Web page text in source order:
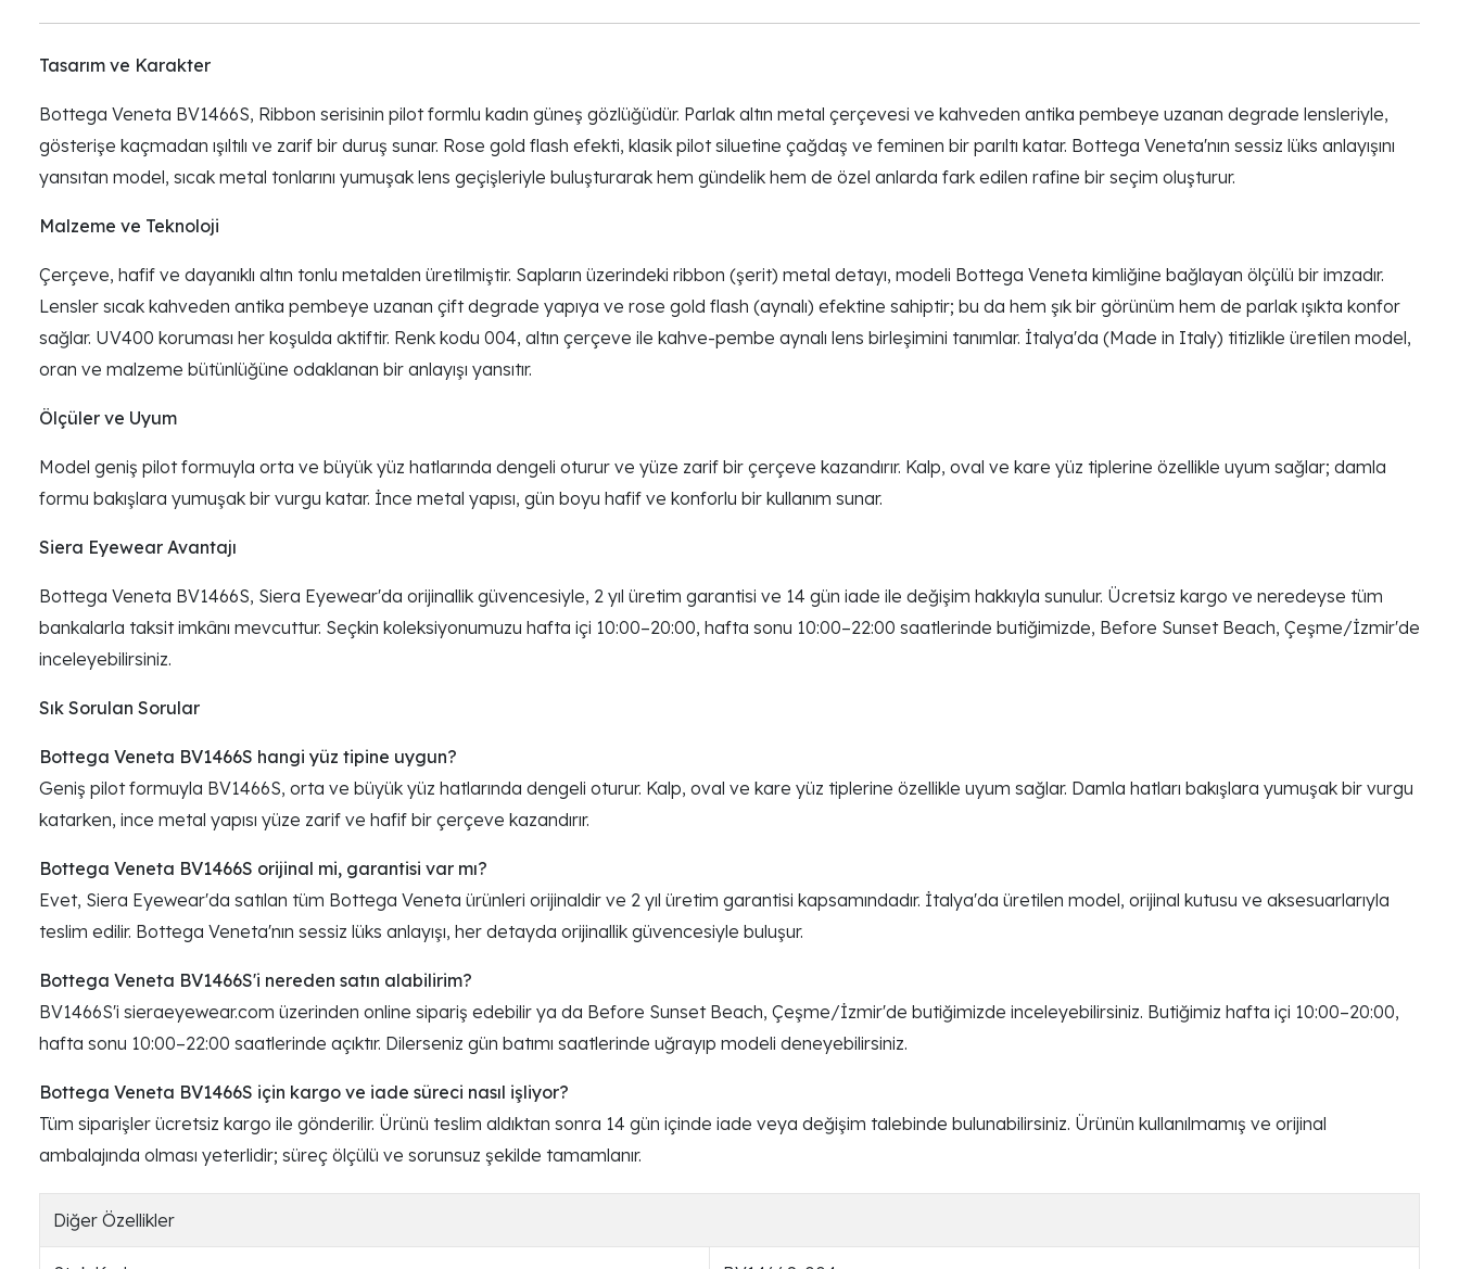
Tasarım ve Karakter
Bottega Veneta BV1466S, Ribbon serisinin pilot formlu kadın güneş gözlüğüdür. Parlak altın metal çerçevesi ve kahveden antika pembeye uzanan degrade lensleriyle,
gösterişe kaçmadan ışıltılı ve zarif bir duruş sunar. Rose gold flash efekti, klasik pilot siluetine çağdaş ve feminen bir parıltı katar. Bottega Veneta'nın sessiz lüks anlayışını
yansıtan model, sıcak metal tonlarını yumuşak lens geçişleriyle buluşturarak hem gündelik hem de özel anlarda fark edilen rafine bir seçim oluşturur.
Malzeme ve Teknoloji
Çerçeve, hafif ve dayanıklı altın tonlu metalden üretilmiştir. Sapların üzerindeki ribbon (şerit) metal detayı, modeli Bottega Veneta kimliğine bağlayan ölçülü bir imzadır.
Lensler sıcak kahveden antika pembeye uzanan çift degrade yapıya ve rose gold flash (aynalı) efektine sahiptir; bu da hem şık bir görünüm hem de parlak ışıkta konfor
sağlar. UV400 koruması her koşulda aktiftir. Renk kodu 004, altın çerçeve ile kahve-pembe aynalı lens birleşimini tanımlar. İtalya'da (Made in Italy) titizlikle üretilen model,
oran ve malzeme bütünlüğüne odaklanan bir anlayışı yansıtır.
Ölçüler ve Uyum
Model geniş pilot formuyla orta ve büyük yüz hatlarında dengeli oturur ve yüze zarif bir çerçeve kazandırır. Kalp, oval ve kare yüz tiplerine özellikle uyum sağlar; damla
formu bakışlara yumuşak bir vurgu katar. İnce metal yapısı, gün boyu hafif ve konforlu bir kullanım sunar.
Siera Eyewear Avantajı
Bottega Veneta BV1466S, Siera Eyewear'da orijinallik güvencesiyle, 2 yıl üretim garantisi ve 14 gün iade ile değişim hakkıyla sunulur. Ücretsiz kargo ve neredeyse tüm
bankalarla taksit imkânı mevcuttur. Seçkin koleksiyonumuzu hafta içi 10:00–20:00, hafta sonu 10:00–22:00 saatlerinde butiğimizde, Before Sunset Beach, Çeşme/İzmir'de
inceleyebilirsiniz.
Sık Sorulan Sorular
Bottega Veneta BV1466S hangi yüz tipine uygun?
Geniş pilot formuyla BV1466S, orta ve büyük yüz hatlarında dengeli oturur. Kalp, oval ve kare yüz tiplerine özellikle uyum sağlar. Damla hatları bakışlara yumuşak bir vurgu
katarken, ince metal yapısı yüze zarif ve hafif bir çerçeve kazandırır.
Bottega Veneta BV1466S orijinal mi, garantisi var mı?
Evet, Siera Eyewear'da satılan tüm Bottega Veneta ürünleri orijinaldir ve 2 yıl üretim garantisi kapsamındadır. İtalya'da üretilen model, orijinal kutusu ve aksesuarlarıyla
teslim edilir. Bottega Veneta'nın sessiz lüks anlayışı, her detayda orijinallik güvencesiyle buluşur.
Bottega Veneta BV1466S'i nereden satın alabilirim?
BV1466S'i sieraeyewear.com üzerinden online sipariş edebilir ya da Before Sunset Beach, Çeşme/İzmir'de butiğimizde inceleyebilirsiniz. Butiğimiz hafta içi 10:00–20:00,
hafta sonu 10:00–22:00 saatlerinde açıktır. Dilerseniz gün batımı saatlerinde uğrayıp modeli deneyebilirsiniz.
Bottega Veneta BV1466S için kargo ve iade süreci nasıl işliyor?
Tüm siparişler ücretsiz kargo ile gönderilir. Ürünü teslim aldıktan sonra 14 gün içinde iade veya değişim talebinde bulunabilirsiniz. Ürünün kullanılmamış ve orijinal
ambalajında olması yeterlidir; süreç ölçülü ve sorunsuz şekilde tamamlanır.
Diğer Özellikler